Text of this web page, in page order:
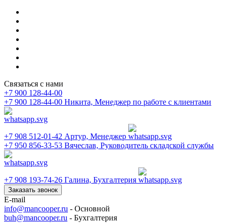
Связаться с нами
+7 900 128-44-00
+7 900 128-44-00 Никита, Менеджер по работе с клиентами
+7 908 512-01-42 Артур, Менеджер
+7 950 856-33-53 Вячеслав, Руководитель складской службы
+7 908 193-74-26 Галина, Бухгалтерия
Заказать звонок
E-mail
info@mancooper.ru - Основной
buh@mancooper.ru - Бухгалтерия